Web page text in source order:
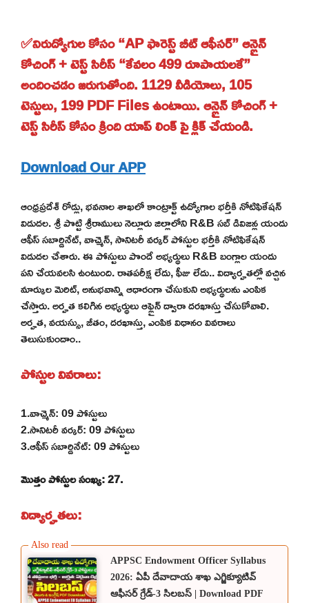
✅నిరుద్యోగుల కోసం “AP ఫారెస్ట్ బీట్ ఆఫీసర్” ఆన్లైన్
కోచింగ్ + టెస్ట్ సిరీస్ “కేవలం 499 రూపాయలకే”
అందించడం జరుగుతోంది. 1129 వీడియోలు, 105
టెస్టులు, 199 PDF Files ఉంటాయి. ఆన్లైన్ కోచింగ్ +
టెస్ట్ సిరీస్ కోసం క్రింది యాప్ లింక్ పై క్లిక్ చేయండి.
Download Our APP
ఆంధ్రప్రదేశ్ రోడ్లు, భవనాల శాఖలో కాంట్రాక్ట్ ఉద్యోగాల భర్తీకి నోటిఫికేషన్
విడుదల. శ్రీ పొట్టి శ్రీరాములు నెల్లూరు జిల్లాలోని R&B సబ్ డివిజన్ల యందు
ఆఫీస్ సబార్డినేట్, వాచ్మెన్, సానిటరీ వర్కర్ పోస్టుల భర్తీకి నోటిఫికేషన్
విడుదల చేశారు. ఈ పోస్టులు పొందే అభ్యర్థులు R&B బంగ్లాల యందు
పని చేయవలసి ఉంటుంది. రాతపరీక్ష లేదు, ఫీజు లేదు.. విద్యార్హతల్లో వచ్చిన
మార్కుల మెరిట్, అనుభవాన్ని ఆధారంగా చేసుకుని అభ్యర్థులను ఎంపిక
చేస్తారు. అర్హత కలిగిన అభ్యర్థులు ఆఫ్లైన్ ద్వారా దరఖాస్తు చేసుకోవాలి.
అర్హత, వయస్సు, జీతం, దరఖాస్తు, ఎంపిక విధానం వివరాలు
తెలుసుకుందాం..
పోస్టుల వివరాలు:
1.వాచ్మెన్: 09 పోస్టులు
2.సానిటరీ వర్కర్: 09 పోస్టులు
3.ఆఫీస్ సబార్డినేట్: 09 పోస్టులు
మొత్తం పోస్టుల సంఖ్య: 27.
విద్యార్హతలు:
APPSC Endowment Officer Syllabus
2026: ఏపీ దేవాదాయ శాఖ ఎగ్జిక్యూటివ్
ఆఫీసర్ గ్రేడ్-3 సిలబస్ | Download PDF